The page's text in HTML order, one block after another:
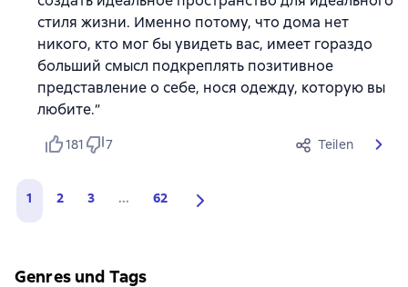
стиля жизни. Именно потому, что дома нет
никого, кто мог бы увидеть вас, имеет гораздо
больший смысл подкреплять позитивное
представление о себе, нося одежду, которую вы
любите.”
181 7 Teilen
1 2 3 ... 62
Genres und Tags